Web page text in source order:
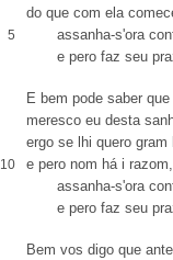
do que com ela
5 assanha-s'ora
e pero faz seu
E bem pode saber
meresco eu desta
ergo se lhi quero gram
10 e pero nom há i razom,
assanha-s'ora
e pero faz seu
Bem vos digo que